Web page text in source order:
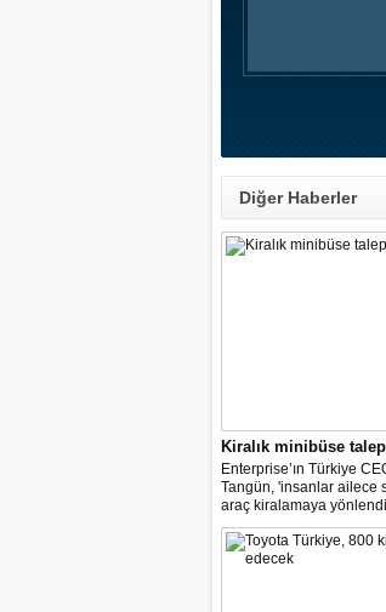
Diğer Haberler
Kiralık minibüse talep
Enterprise’ın Türkiye
Tangün, 'insanlar ailece
araç kiralamaya
noktada, bavul kullanımı
minibüs ve SUV gövde
kiralamada geçen yıla